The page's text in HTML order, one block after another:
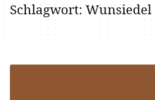
Schlagwort:Wunsiedel